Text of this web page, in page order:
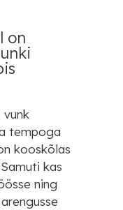
on
tempoga
kooskõlas
kas
ning